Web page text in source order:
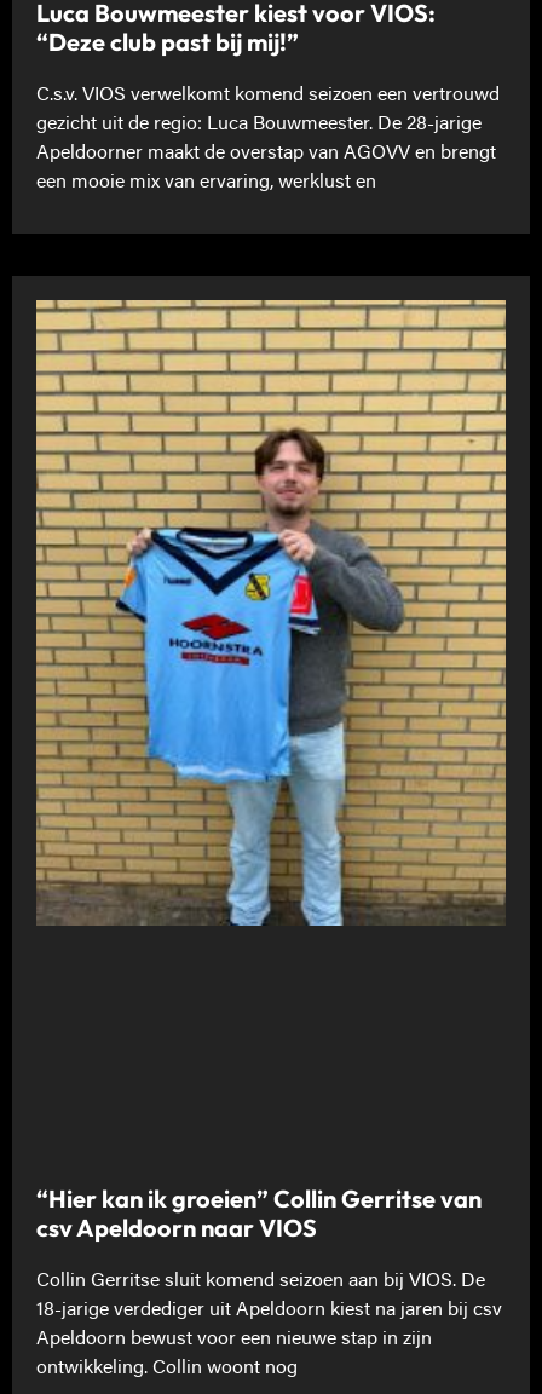
Luca Bouwmeester kiest voor VIOS:
“Deze club past bij mij!”
C.s.v. VIOS verwelkomt komend seizoen een vertrouwd
gezicht uit de regio: Luca Bouwmeester. De 28-jarige
Apeldoorner maakt de overstap van AGOVV en brengt
een mooie mix van ervaring, werklust en
“Hier kan ik groeien” Collin Gerritse van
csv Apeldoorn naar VIOS
Collin Gerritse sluit komend seizoen aan bij VIOS. De
18-jarige verdediger uit Apeldoorn kiest na jaren bij csv
Apeldoorn bewust voor een nieuwe stap in zijn
ontwikkeling. Collin woont nog